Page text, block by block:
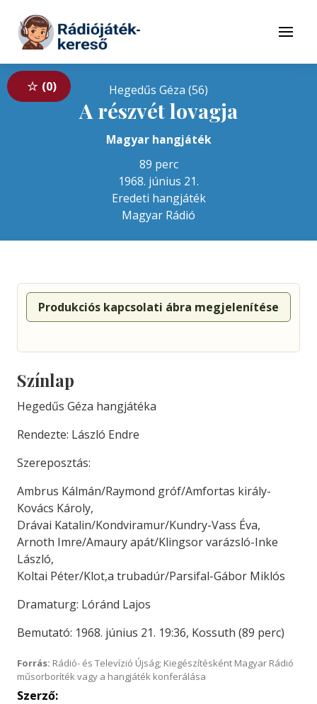
Tovább a tartalomhoz
Menü
0 Hegedűs Géza (56)
A részvét lovagja
Magyar hangjáték
89 perc
1968. június 21.
Eredeti hangjáték
Magyar Rádió
Produkciós kapcsolati ábra megjelenítése
Színlap
Hegedűs Géza hangjátéka
Rendezte: László Endre
Szereposztás:
Ambrus Kálmán/Raymond gróf/Amfortas király-
Kovács Károly,
Drávai Katalin/Kondviramur/Kundry-Vass Éva,
Arnoth Imre/Amaury apát/Klingsor varázsló-Inke
László,
Koltai Péter/Klot,a trubadúr/Parsifal-Gábor Miklós
Dramaturg: Lóránd Lajos
Bemutató: 1968. június 21. 19:36, Kossuth (89 perc)
Forrás: Rádió- és Televízió Újság; Kiegészítésként Magyar Rádió
műsorboríték vagy a hangjáték konferálása
Szerző: